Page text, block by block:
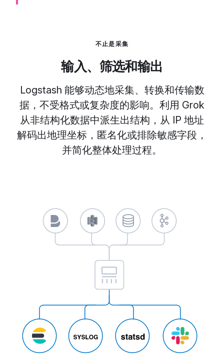
不止是采集
输入、筛选和输出
Logstash 能够动态地采集、转换和传输数
据，不受格式或复杂度的影响。利用 Grok
从非结构化数据中派生出结构，从 IP 地址
解码出地理坐标，匿名化或排除敏感字段，
并简化整体处理过程。